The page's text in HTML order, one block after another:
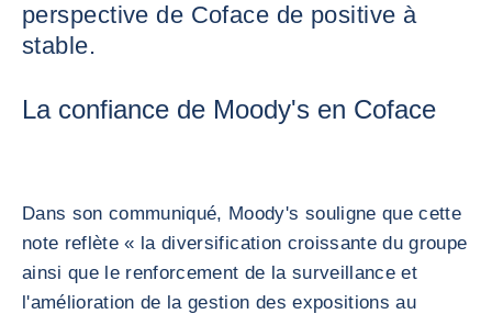
perspective de Coface de positive à
stable.
La confiance de Moody's en Coface
Dans son communiqué, Moody's souligne que cette
note reflète « la diversification croissante du groupe
ainsi que le renforcement de la surveillance et
l'amélioration de la gestion des expositions au